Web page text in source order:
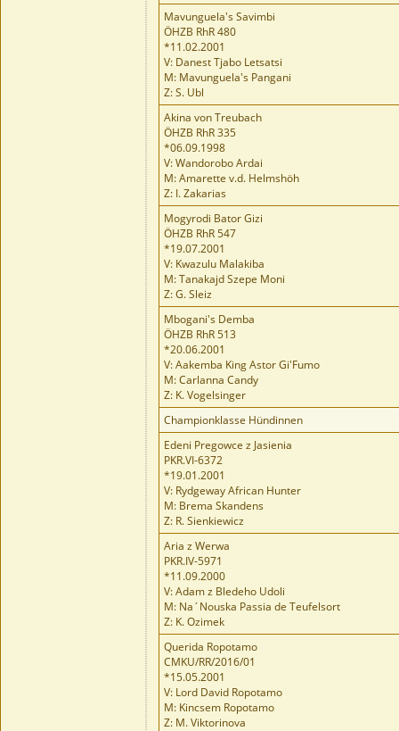
Mavunguela's Savimbi
ÖHZB RhR 480
*11.02.2001
V: Danest Tjabo Letsatsi
M: Mavunguela's Pangani
Z: S. Ubl
Akina von Treubach
ÖHZB RhR 335
*06.09.1998
V: Wandorobo Ardai
M: Amarette v.d. Helmshöh
Z: I. Zakarias
Mogyrodi Bator Gizi
ÖHZB RhR 547
*19.07.2001
V: Kwazulu Malakiba
M: Tanakajd Szepe Moni
Z: G. Sleiz
Mbogani's Demba
ÖHZB RhR 513
*20.06.2001
V: Aakemba King Astor Gi'Fumo
M: Carlanna Candy
Z: K. Vogelsinger
Championklasse Hündinnen
Edeni Pregowce z Jasienia
PKR.VI-6372
*19.01.2001
V: Rydgeway African Hunter
M: Brema Skandens
Z: R. Sienkiewicz
Aria z Werwa
PKR.IV-5971
*11.09.2000
V: Adam z Bledeho Udoli
M: Na´Nouska Passia de Teufelsort
Z: K. Ozimek
Querida Ropotamo
CMKU/RR/2016/01
*15.05.2001
V: Lord David Ropotamo
M: Kincsem Ropotamo
Z: M. Viktorinova